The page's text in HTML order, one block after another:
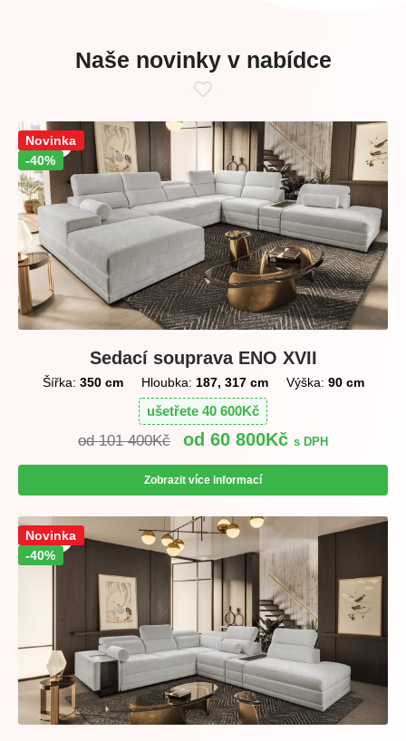
Naše novinky v nabídce
Sleva!
-40%
Novinka
Sedací souprava ENO XVII
Šířka: 350 cm Hloubka: 187, 317 cm Výška: 90 cm
ušetřete 40 600Kč
101 400Kč 60 800Kč s DPH
Zobrazit více informací
Sleva!
-40%
Novinka